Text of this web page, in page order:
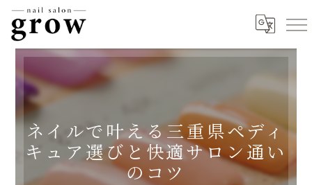
ネイルで叶える三重県ペディ
キュア選びと快適サロン通い
のコツ